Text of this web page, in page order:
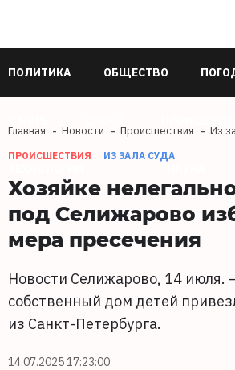
ПОЛИТИКА ОБЩЕСТВО
Главная Новости Происшествия Из
ПРОИСШЕСТВИЯ ИЗ ЗАЛА СУДА
Хозяйке
под Селижарово
мера пресечения
Новости Селижарово, 14 июля.
собственный дом детей
из Санкт-Петербурга.
14.07.2025 17:23:00